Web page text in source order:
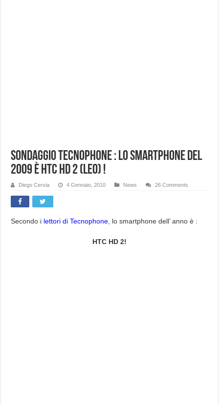
Sondaggio Tecnophone : Lo smartphone del
2009 è HTC HD 2 (Leo) !
Diego Cervia 4 Gennaio, 2010 News 26 Comments
Secondo i lettori di Tecnophone , lo smartphone dell’ anno è :
HTC HD 2!